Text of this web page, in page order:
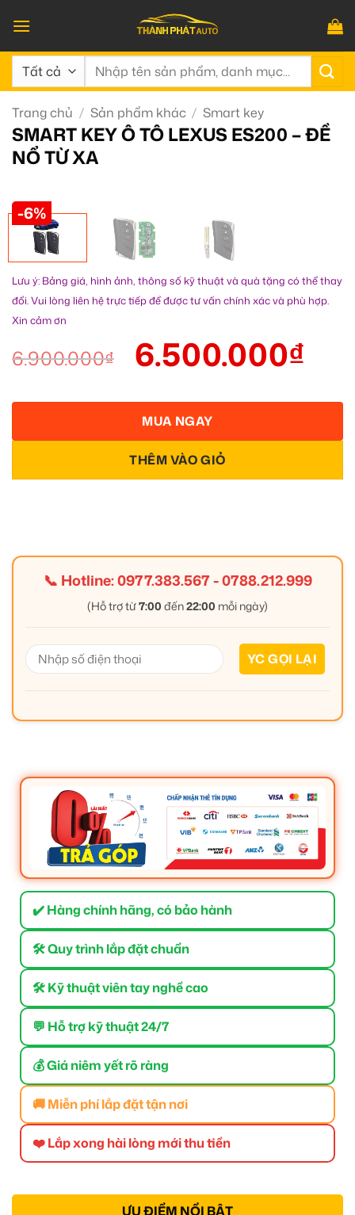
qua
nội
dung
Tìm
Trang chủ / Sản phẩm khác / Smart key
SMART KEY Ô TÔ LEXUS ES200 – ĐỀ
NỔ TỪ XA
-6%
Lưu ý: Bảng giá, hình ảnh, thông số kỹ thuật và quà tặng có thể thay
đổi. Vui lòng liên hệ trực tiếp để được tư vấn chính xác và phù hợp.
Xin cảm ơn
6.900.000₫ 6.500.000₫
THÊM VÀO GIỎ
MUA NGAY
📞 Hotline:0977.383.567-0788.212.999
(Hỗ trợ từ7:00 đến22:00 mỗi ngày)
✔️ Hàng chính hãng, có bảo hành
🛠 Quy trình lắp đặt chuẩn
🛠 Kỹ thuật viên tay nghề cao
💬 Hỗ trợ kỹ thuật 24/7
💰 Giá niêm yết rõ ràng
🚚 Miễn phí lắp đặt tận nơi
❤️ Lắp xong hài lòng mới thu tiền
ƯU ĐIỂM NỔI BẬT